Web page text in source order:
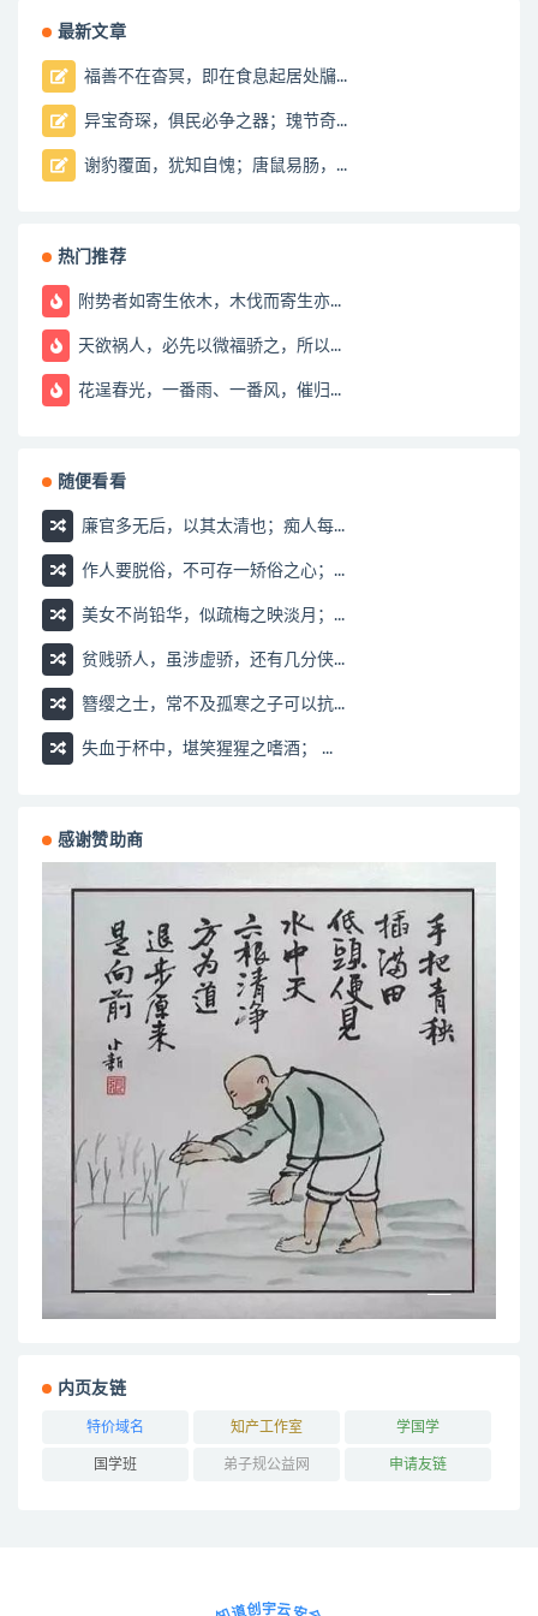
最新文章
福善不在杳冥，即在食息起居处牖...
异宝奇琛，俱民必争之器；瑰节奇...
谢豹覆面，犹知自愧；唐鼠易肠，...
热门推荐
附势者如寄生依木，木伐而寄生亦...
天欲祸人，必先以微福骄之，所以...
花逞春光，一番雨、一番风，催归...
随便看看
廉官多无后，以其太清也；痴人每...
作人要脱俗，不可存一矫俗之心；...
美女不尚铅华，似疏梅之映淡月；...
贫贱骄人，虽涉虚骄，还有几分侠...
簪缨之士，常不及孤寒之子可以抗...
失血于杯中，堪笑猩猩之嗜酒； ...
感谢赞助商
内页友链
特价域名 知产工作室 学国学
国学班 弟子规公益网 申请友链